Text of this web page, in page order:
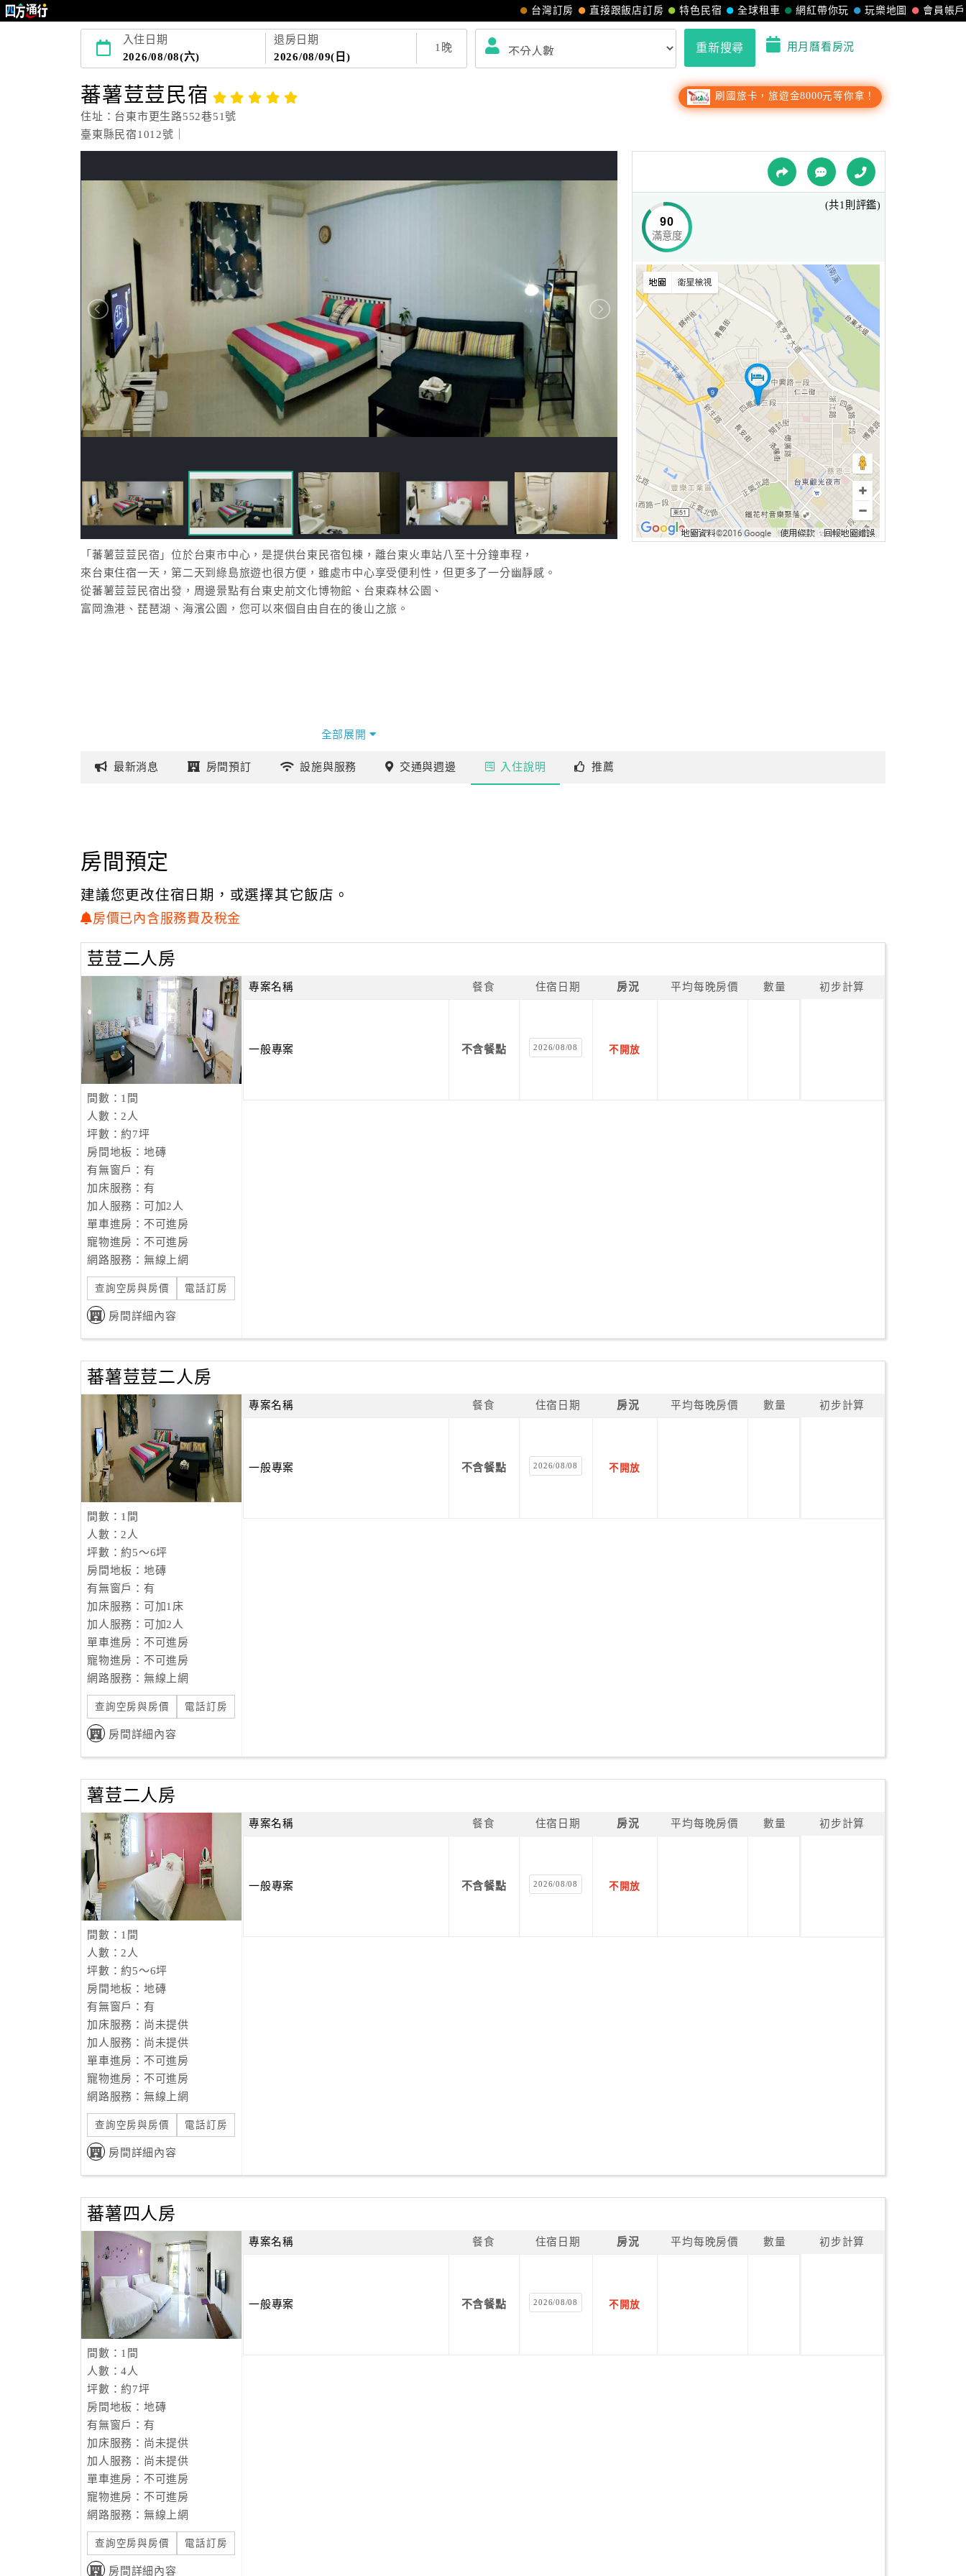
會員帳戶
玩樂地圖
網紅帶你玩
全球租車
特色民宿
直接跟飯店訂房
台灣訂房
入住日期
2026/08/08(六)
退房日期
2026/08/09(日)
1 晚 重新搜尋 用月曆看房況
蕃薯荳荳民宿
住址：台東市更生路552巷51號
臺東縣民宿1012號｜
刷國旅卡，旅遊金8000元等你拿！
「蕃薯荳荳民宿」位於台東市中心，是提供台東民宿包棟，離台東火車站八至十分鐘車程，
來台東住宿一天，第二天到綠島旅遊也很方便，雖處市中心享受便利性，但更多了一分幽靜感。
從蕃薯荳荳民宿出發，周邊景點有台東史前文化博物館、台東森林公園、
富岡漁港、琵琶湖、海濱公園，您可以來個自由自在的後山之旅。
全部展開
90
滿意度
(共1則評鑑)
最新消息 房間預訂 設施與服務 交通與週邊 入住說明 推薦
房間預定
建議您更改住宿日期，或選擇其它飯店。
房價已內含服務費及稅金
荳荳二人房
間數：1間
人數：2人
坪數：約7坪
房間地板：地磚
有無窗戶：有
加床服務：有
加人服務：可加2人
單車進房：不可進房
寵物進房：不可進房
網路服務：無線上網
查詢空房與房價 電話訂房
房間詳細內容
專案名稱 餐食 住宿日期 房況 平均每晚房價 數量 初步計算
一般專案 不含餐點 2026/08/08 不開放
蕃薯荳荳二人房
間數：1間
人數：2人
坪數：約5～6坪
房間地板：地磚
有無窗戶：有
加床服務：可加1床
加人服務：可加2人
單車進房：不可進房
寵物進房：不可進房
網路服務：無線上網
查詢空房與房價 電話訂房
房間詳細內容
專案名稱 餐食 住宿日期 房況 平均每晚房價 數量 初步計算
一般專案 不含餐點 2026/08/08 不開放
薯荳二人房
間數：1間
人數：2人
坪數：約5～6坪
房間地板：地磚
有無窗戶：有
加床服務：尚未提供
加人服務：尚未提供
單車進房：不可進房
寵物進房：不可進房
網路服務：無線上網
查詢空房與房價 電話訂房
房間詳細內容
專案名稱 餐食 住宿日期 房況 平均每晚房價 數量 初步計算
一般專案 不含餐點 2026/08/08 不開放
蕃薯四人房
間數：1間
人數：4人
坪數：約7坪
房間地板：地磚
有無窗戶：有
加床服務：尚未提供
加人服務：尚未提供
單車進房：不可進房
寵物進房：不可進房
網路服務：無線上網
查詢空房與房價 電話訂房
房間詳細內容
專案名稱 餐食 住宿日期 房況 平均每晚房價 數量 初步計算
一般專案 不含餐點 2026/08/08 不開放